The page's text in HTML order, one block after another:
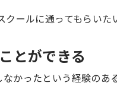
ールに通ってもらいた
とができる
かったという経験の